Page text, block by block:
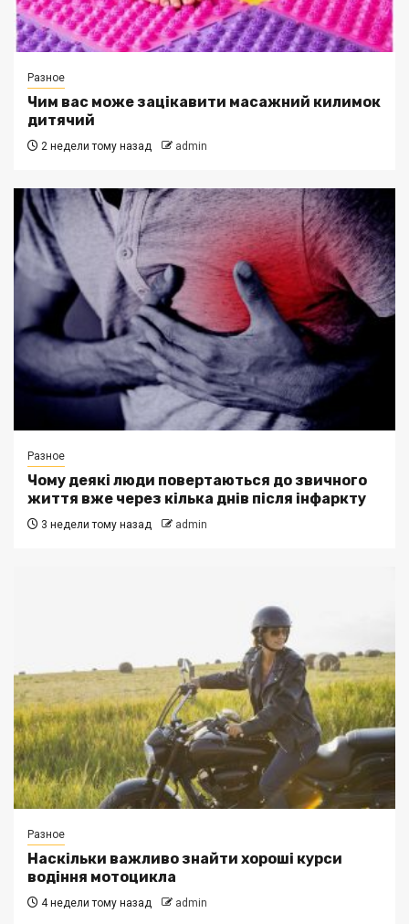
Разное
Чим вас може зацікавити масажний килимок
дитячий
2 недели тому назад admin
Разное
Чому деякі люди повертаються до звичного
життя вже через кілька днів після інфаркту
3 недели тому назад admin
Разное
Наскільки важливо знайти хороші курси
водіння мотоцикла
4 недели тому назад admin